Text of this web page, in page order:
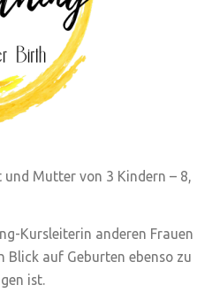
Mutter von 3 Kindern – 8,
Kursleiterin anderen Frauen
Blick auf Geburten ebenso zu
ist.